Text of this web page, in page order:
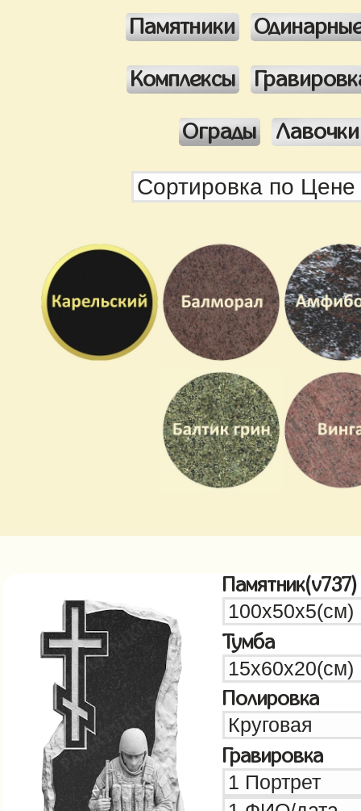
Памятники
Комплексы
Ограды
Памятник(v737)
Тумба
Полировка
Гравировка